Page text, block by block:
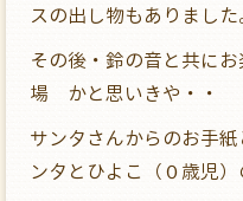
スの出し物もありました
その後・鈴の音と共に
場 かと思いきや・・
サンタさんからのお手
ンタとひよこ（０歳児